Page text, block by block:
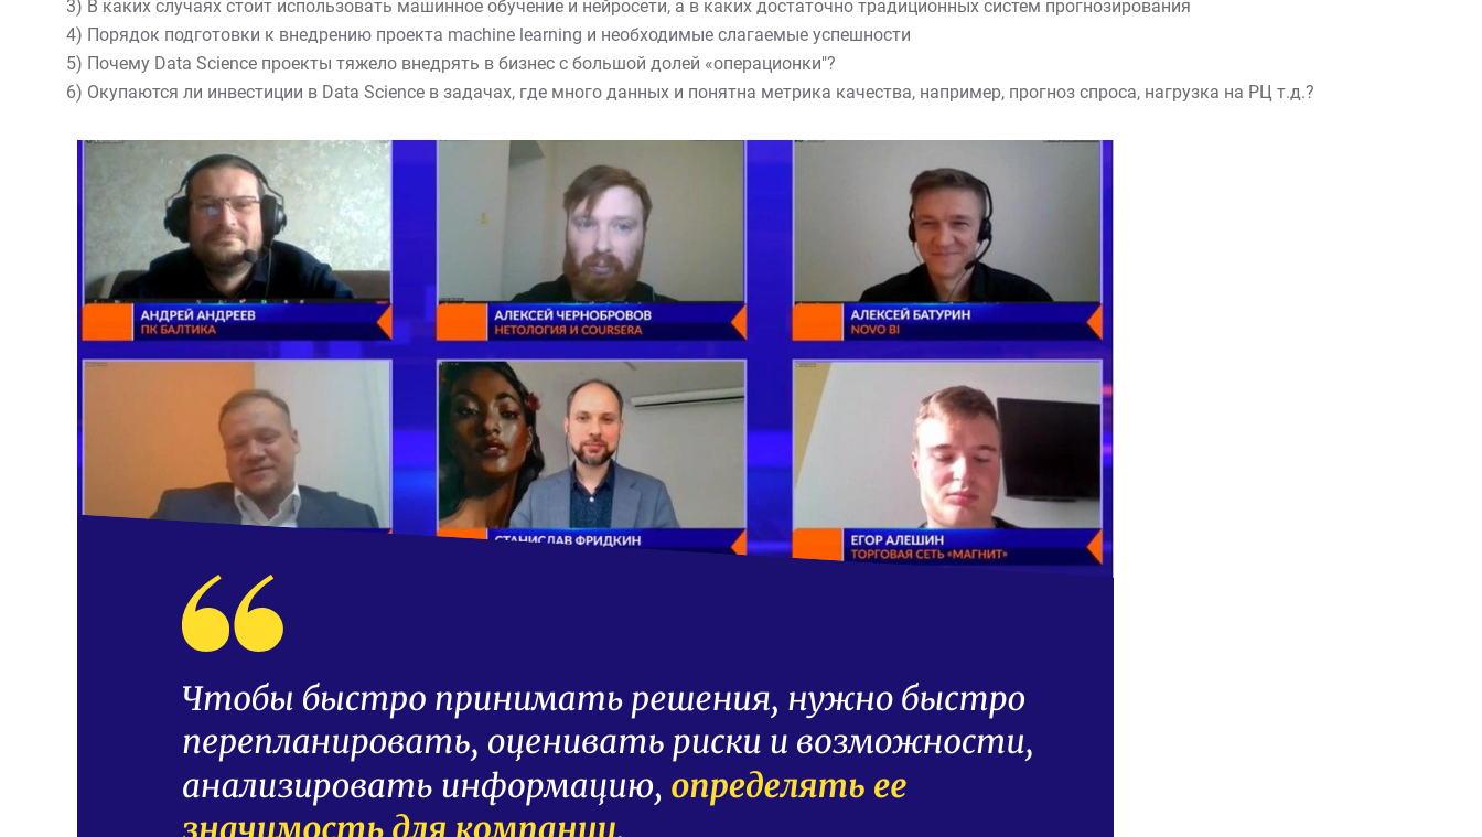
3) В каких случаях стоит использовать машинное обучение и нейросети, а в каких достаточно традиционных систем прогнозирования
4) Порядок подготовки к внедрению проекта machine learning и необходимые слагаемые успешности
5) Почему Data Science проекты тяжело внедрять в бизнес с большой долей «операционки"?
6) Окупаются ли инвестиции в Data Science в задачах, где много данных и понятна метрика качества, например, прогноз спроса, нагрузка на РЦ т.д.?